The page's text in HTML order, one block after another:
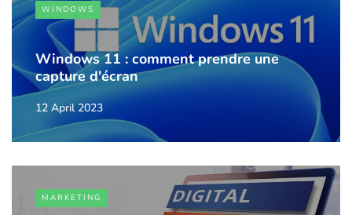
WINDOWS
Windows 11 : comment prendre une
capture d'écran
12 April 2023
MARKETING